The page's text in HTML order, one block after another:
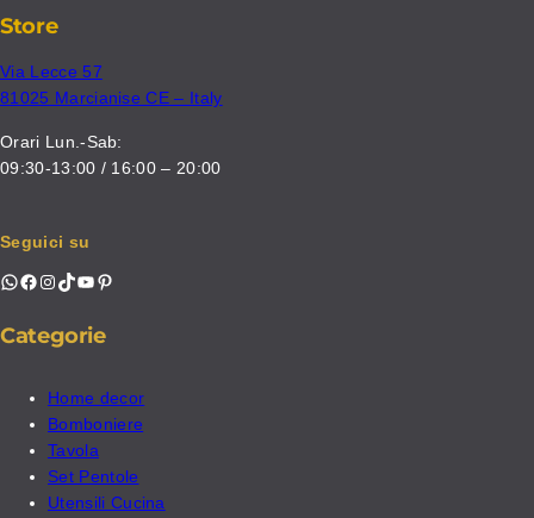
Store
Via Lecce 57
81025 Marcianise CE – Italy
Orari Lun.-Sab:
09:30-13:00 / 16:00 – 20:00
Seguici su
WhatsApp Facebook Instagram TikTok YouTube Pinterest
Categorie
Home decor
Bomboniere
Tavola
Set Pentole
Utensili Cucina